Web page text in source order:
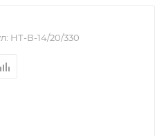
НТ-В-14/20/330